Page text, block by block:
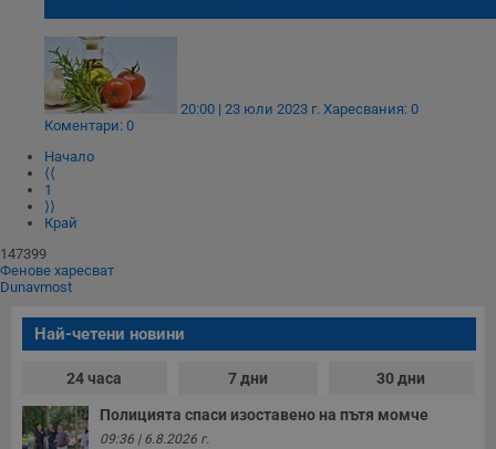
20:00 | 23 юли 2023 г. Харесвания: 0
Коментари: 0
Начало
⟨⟨
1
⟩⟩
Край
147399
Фенове харесват
Dunavmost
Най-четени новини
24 часа 7 дни 30 дни
Полицията спаси изоставено на пътя момче
09:36 | 6.8.2026 г.